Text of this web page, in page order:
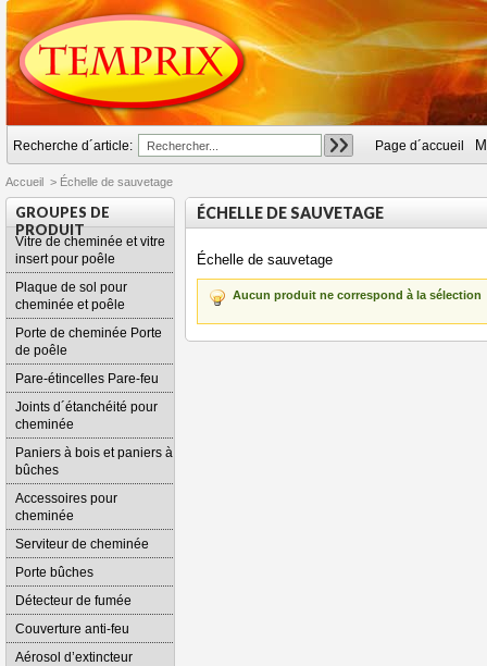
Recherche d´article: Page d´accueil
Accueil > Échelle de sauvetage
ÉCHELLE DE SAUVETAGE
Échelle de sauvetage
Aucun produit ne correspond à la sélection
GROUPES DE
PRODUIT
Vitre de cheminée et vitre
insert pour poêle
Plaque de sol pour
cheminée et poêle
Porte de cheminée Porte
de poêle
Pare-étincelles Pare-feu
Joints d´étanchéité pour
cheminée
Paniers à bois et paniers à
bûches
Accessoires pour
cheminée
Serviteur de cheminée
Porte bûches
Détecteur de fumée
Couverture anti-feu
Aérosol d’extincteur